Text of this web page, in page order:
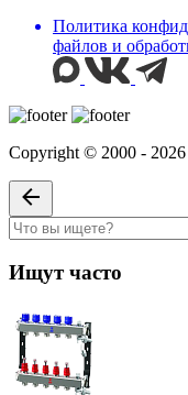
Политика
файлов и
Copyright © 2000 -
Ищут часто